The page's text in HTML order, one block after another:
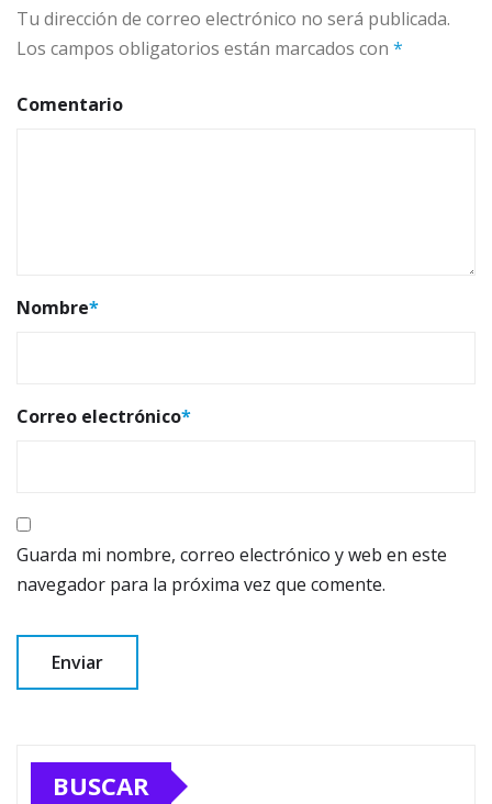
Tu dirección de correo electrónico no será publicada.
Los campos obligatorios están marcados con *
Comentario
Nombre*
Correo electrónico*
Guarda mi nombre, correo electrónico y web en este
navegador para la próxima vez que comente.
BUSCAR